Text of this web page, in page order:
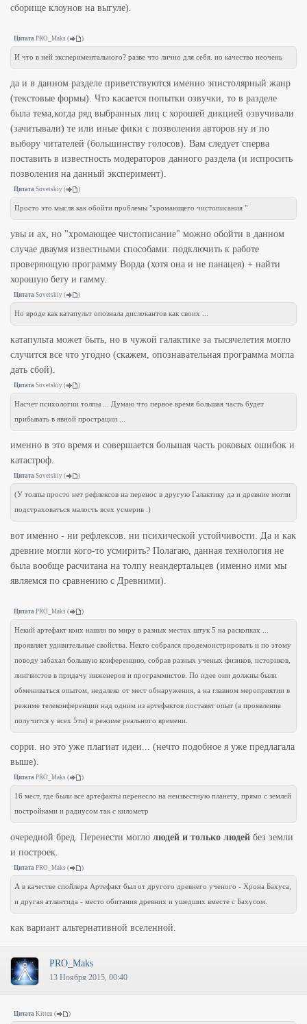
сборище клоунов на выгуле).
Цитата PRO_Maks ( )
И что в ней экспериментального? разве что лично для себя. но качество неочень
да и в данном разделе приветствуются именно эпистолярный жанр
(текстовые формы). Что касается попытки озвучки, то в разделе
была тема,когда ряд выбранных лиц с хорошей дикцией озвучивали
(зачитывали) те или иные фики с позволения авторов ну и по
выбору читателей (большинству голосов). Вам следует сперва
поставить в известность модераторов данного раздела (и испросить
позволения на данный эксперимент).
Цитата Sovetskiy ( )
Просто это мысля как обойти проблемы "хромающего чистописания "
увы и ах, но "хромающее чистописание" можно обойти в данном
случае дваумя известными способами: подключить к работе
проверяющую программу Ворда (хотя она и не панацея) + найти
хорошую бету и гамму.
Цитата Sovetskiy ( )
Но вроде как катапульт опознала дислокантов как своих ...
катапульта может быть, но в чужой галактике за тысячелетия могло
случится все что угодно (скажем, опознавательная программа могла
дать сбой).
Цитата Sovetskiy ( )
Насчет психологии толпы ... Думаю что первое время большая часть будет
прибывать в явной прострации ...
именно в это время и совершается большая часть роковых ошибок и
катастроф.
Цитата Sovetskiy ( )
(У толпы просто нет рефлексов на перенос в другую Галактику да и древние могли
подстраховаться малость всех усмерив .)
вот именно - ни рефлексов. ни психической устойчивости. Да и как
древние могли кого-то усмирить? Полагаю, данная технология не
была вообще расчитана на толпу неандертальцев (именно ими мы
являемся по сравнению с Древними).
Цитата PRO_Maks ( )
Некий артефакт коих нашли по миру в разных местах штук 5 на раскопках ...
проявляет удивительные свойства. Некто собрался продемонстрировать и по этому
поводу забахал большую конференцию, собрав разных ученых физиков, историков,
лингвистов в придачу инженеров и программистов. По идее они должны были
обмениваться опытом, недалеко от мест обнаружения, а на главном мероприятии в
режиме телеконференции над одним из артефактов поставят опыт (а проявление
получится у всех 5ти) в режиме реального времени.
сорри. но это уже плагиат идеи... (нечто подобное я уже предлагала
выше).
Цитата PRO_Maks ( )
16 мест, где были все артефакты перенесло на неизвестную планету, прямо с землей
постройками и радиусом так с километр
очередной бред. Перенести могло людей и только людей без земли
и построек.
Цитата PRO_Maks ( )
А в качестве спойлера Артефакт был от другого древнего ученого - Хрона Бахуса,
и другая атлантида - место обитания древних и ушедших вместе с Бахусом.
как вариант альтернативной вселенной.
PRO_Maks
13 Ноября 2015, 00:40
Цитата Kitten ( )